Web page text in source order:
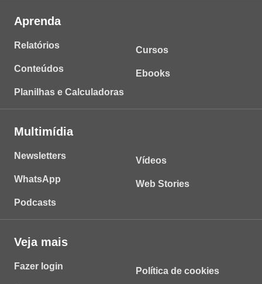
Aprenda
Relatórios
Conteúdos
Planilhas e Calculadoras
Cursos
Ebooks
Multimídia
Newsletters
WhatsApp
Podcasts
Vídeos
Web Stories
Veja mais
Fazer login Política de cookies